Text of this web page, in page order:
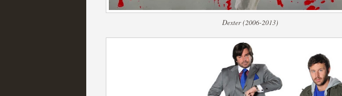
Fin de ciclo para las series de viajes en el tiempo
Dexter (2006-2013)